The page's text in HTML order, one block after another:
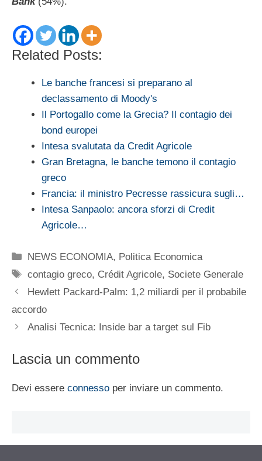
Related Posts:
Le banche francesi si preparano al
declassamento di Moody's
Il Portogallo come la Grecia? Il contagio dei
bond europei
Intesa svalutata da Credit Agricole
Gran Bretagna, le banche temono il contagio
greco
Francia: il ministro Pecresse rassicura sugli…
Intesa Sanpaolo: ancora sforzi di Credit
Agricole…
Categorie
NEWS ECONOMIA, Politica Economica
Tag
contagio greco, Crédit Agricole, Societe Generale
Hewlett Packard-Palm: 1,2 miliardi per il probabile
accordo
Analisi Tecnica: Inside bar a target sul Fib
Lascia un commento
Devi essere connesso per inviare un commento.